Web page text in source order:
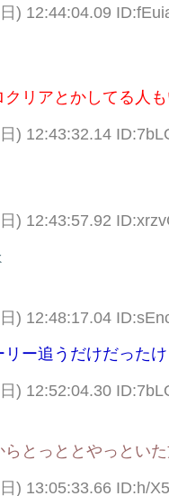
) 12:44:04.09
リアとかしてる人も
) 12:43:32.14
) 12:43:57.92
) 12:48:17.04
ー追うだけだった
) 12:52:04.30
とっととやっとい
) 13:05:33.66 ID:h/